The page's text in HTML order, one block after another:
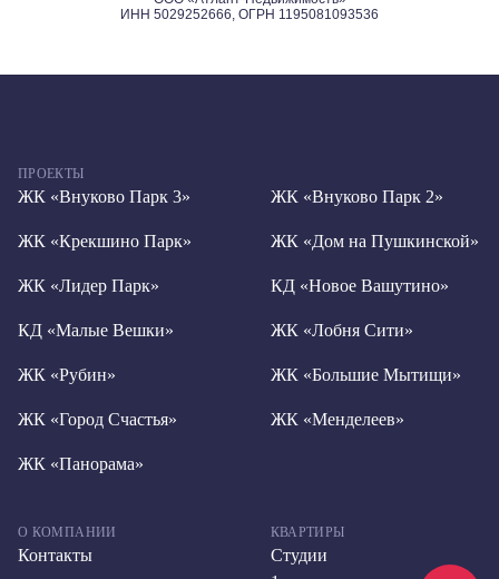
ПРОЕКТЫ
ЖК «Внуково Парк 3» ЖК «Внуково Парк 2»
ЖК «Крекшино Парк» ЖК «Дом на Пушкинской»
ЖК «Лидер Парк» КД «Новое Вашутино»
КД «Малые Вешки» ЖК «Лобня Сити»
ЖК «Рубин» ЖК «Большие Мытищи»
ЖК «Город Счастья» ЖК «Менделеев»
ЖК «Панорама»
О КОМПАНИИ
Контакты
КВАРТИРЫ
Студии